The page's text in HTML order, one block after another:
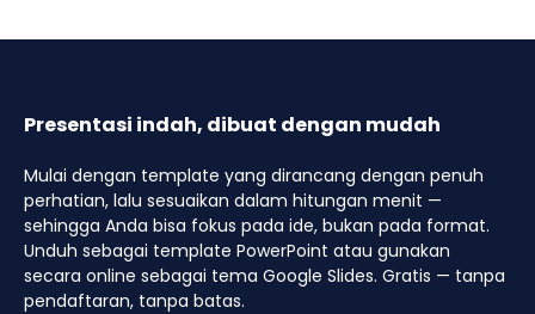
Presentasi indah, dibuat dengan mudah
Mulai dengan template yang dirancang dengan penuh
perhatian, lalu sesuaikan dalam hitungan menit —
sehingga Anda bisa fokus pada ide, bukan pada format.
Unduh sebagai template PowerPoint atau gunakan
secara online sebagai tema Google Slides. Gratis — tanpa
pendaftaran, tanpa batas.